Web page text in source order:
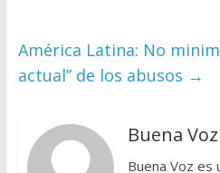
América Latina: No
actual” de los abusos →
Buena Voz
Buena Voz es